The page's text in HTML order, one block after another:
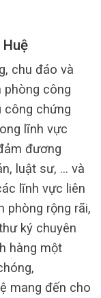
chu đáo và
phòng công
công chứng
lĩnh vực
đương
luật sư, … và
lĩnh vực liên
phòng rộng rãi,
ký chuyên
hàng một
mang đến cho